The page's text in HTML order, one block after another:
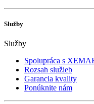
Služby
Služby
Spolupráca s
Rozsah služieb
Garancia kvality
Ponúknite nám